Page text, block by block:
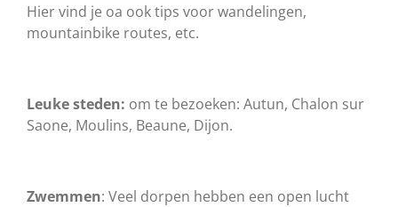
Hier vind je oa ook tips voor wandelingen,
mountainbike routes, etc.
Leuke steden: om te bezoeken: Autun, Chalon sur
Saone, Moulins, Beaune, Dijon.
Zwemmen: Veel dorpen hebben een open lucht